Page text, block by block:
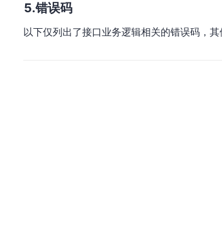
错误码
以下仅列出了接口业务逻辑相关的错误码，